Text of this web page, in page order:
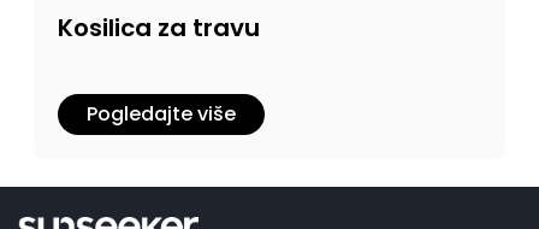
Kosilica za travu
Pogledajte više